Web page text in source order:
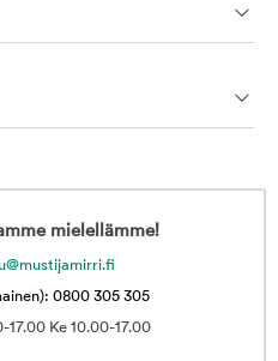
mielellämme!
0800 305 305
17.00 Ke 10.00-17.00